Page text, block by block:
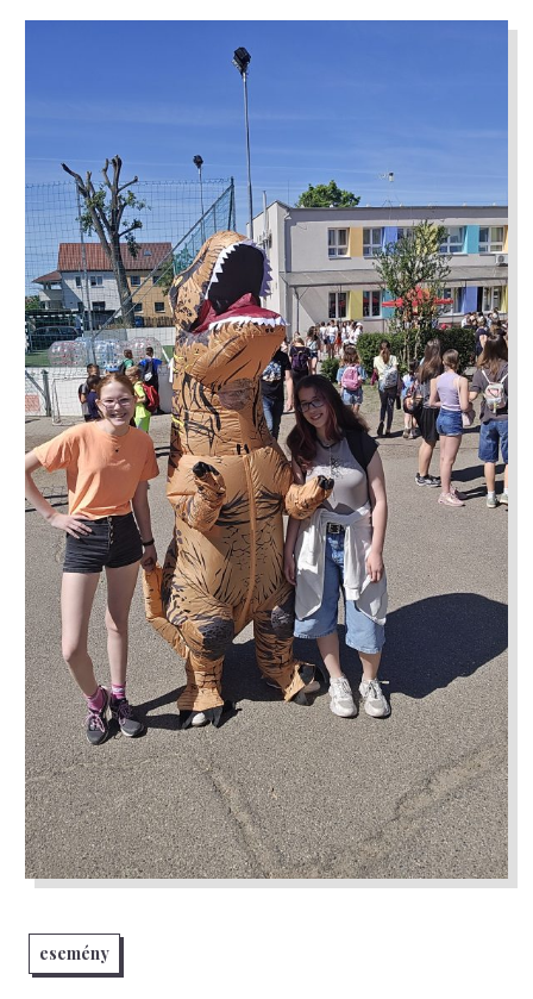
esemény